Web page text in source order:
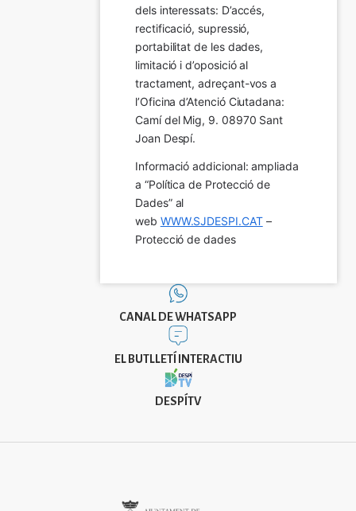
dels interessats: D’accés,
rectificació, supressió,
portabilitat de les dades,
limitació i d’oposició al
tractament, adreçant-vos a
l’Oficina d’Atenció Ciutadana:
Camí del Mig, 9. 08970 Sant
Joan Despí.
Informació addicional: ampliada
a “Política de Protecció de
Dades” al
web WWW.SJDESPI.CAT –
Protecció de dades
CANAL DE WHATSAPP
EL BUTLLETÍ INTERACTIU
DESPÍTV